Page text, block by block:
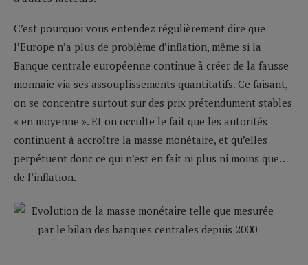
C’est pourquoi vous entendez régulièrement dire que
l’Europe n’a plus de problème d’inflation, même si la
Banque centrale européenne continue à créer de la fausse
monnaie via ses assouplissements quantitatifs. Ce faisant,
on se concentre surtout sur des prix prétendument stables
« en moyenne ». Et on occulte le fait que les autorités
continuent à accroître la masse monétaire, et qu’elles
perpétuent donc ce qui n’est en fait ni plus ni moins que…
de l’inflation.